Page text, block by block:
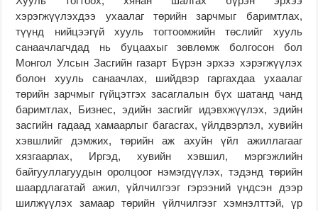
хэрэгжүүлэхдээ ухаалаг төрийн зарчмыг баримтлах,
түүнд нийцээгүй хууль тогтоомжийн төслийг хууль
санаачлагчдад нь буцаахыг зөвлөмж болгосон бол
Монгол Улсын Засгийн газарт Бүрэн эрхээ хэрэгжүүлэх
болон хууль санаачлах, шийдвэр гаргахдаа ухаалаг
төрийн зарчмыг гүйцэтгэх засаглалын бүх шатанд чанд
баримтлах, Бизнес, эдийн засгийг идэвхжүүлэх, эдийн
засгийн гадаад хамаарлыг багасгах, үйлдвэрлэл, хувийн
хэвшлийг дэмжих, төрийн аж ахуйн үйл ажиллагааг
хязгаарлах, Иргэд, хувийн хэвшил, мэргэжлийн
байгууллагуудын оролцоог нэмэгдүүлэх, тэдэнд төрийн
шаардлагатай ажил, үйлчилгээг гэрээний үндсэн дээр
шилжүүлэх замаар төрийн үйлчилгээг хэмнэлттэй, үр